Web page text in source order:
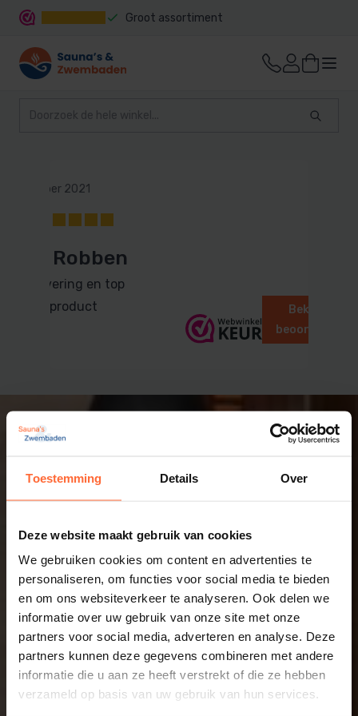
Toestemming Details Over
Deze website maakt gebruik van cookies
We gebruiken cookies om content en advertenties te
personaliseren, om functies voor social media te bieden
en om ons websiteverkeer te analyseren. Ook delen we
informatie over uw gebruik van onze site met onze
partners voor social media, adverteren en analyse. Deze
partners kunnen deze gegevens combineren met andere
informatie die u aan ze heeft verstrekt of die ze hebben
verzameld op basis van uw gebruik van hun services.
Groot assortiment
december 2021
Robben
levering en top
product
Bekijk alle
beoordelingen